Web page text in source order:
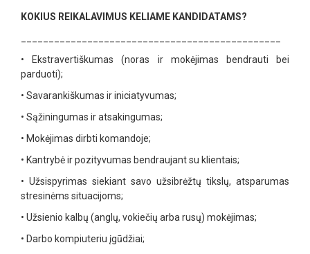
KOKIUS REIKALAVIMUS KELIAME KANDIDATAMS?
•
Ekstravertiškumas (noras ir mokėjimas bendrauti bei
parduoti);
• Savarankiškumas ir iniciatyvumas;
• Sąžiningumas ir atsakingumas;
• Mokėjimas dirbti komandoje;
• Kantrybė ir pozityvumas bendraujant su klientais;
• Užsispyrimas siekiant savo užsibrėžtų tikslų, atsparumas
stresinėms situacijoms;
• Užsienio kalbų (anglų, vokiečių arba rusų) mokėjimas;
• Darbo kompiuteriu įgūdžiai;